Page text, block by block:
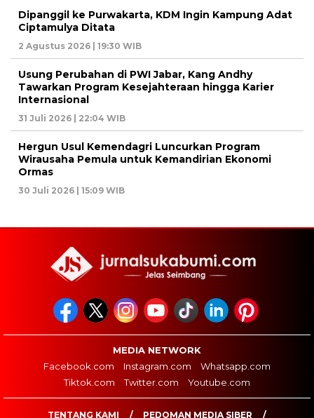
Dipanggil ke Purwakarta, KDM Ingin Kampung Adat
Ciptamulya Ditata
2 Agustus 2026 | 19:30 WIB
Usung Perubahan di PWI Jabar, Kang Andhy
Tawarkan Program Kesejahteraan hingga Karier
Internasional
31 Juli 2026 | 22:04 WIB
Hergun Usul Kemendagri Luncurkan Program
Wirausaha Pemula untuk Kemandirian Ekonomi
Ormas
30 Juli 2026 | 15:09 WIB
MEDIA NETWORK
Facebook.com
Instagram.com
Whatsapp.com
Tiktok.com
Twitter.com Youtube.com
TENTANG KAMI PEDOMAN MEDIA SIBER